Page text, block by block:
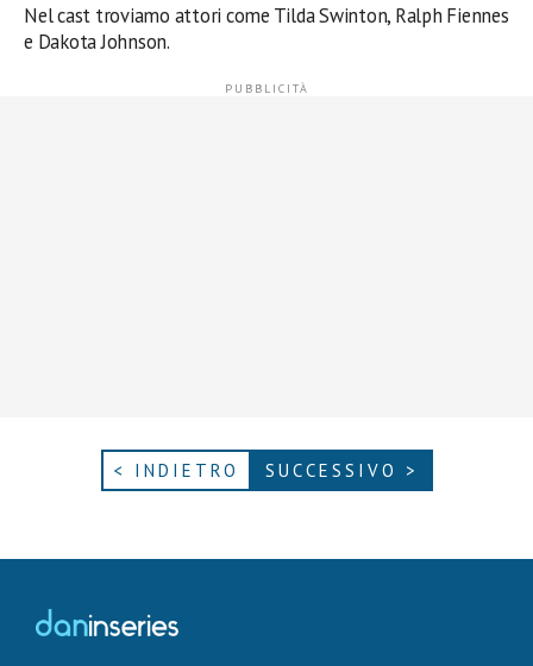
Nel cast troviamo attori come Tilda Swinton, Ralph Fiennes
e Dakota Johnson.
< INDIETRO SUCCESSIVO >